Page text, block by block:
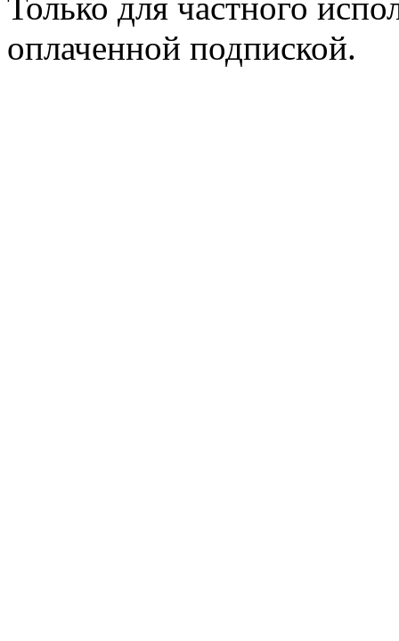
оплаченной подпиской.